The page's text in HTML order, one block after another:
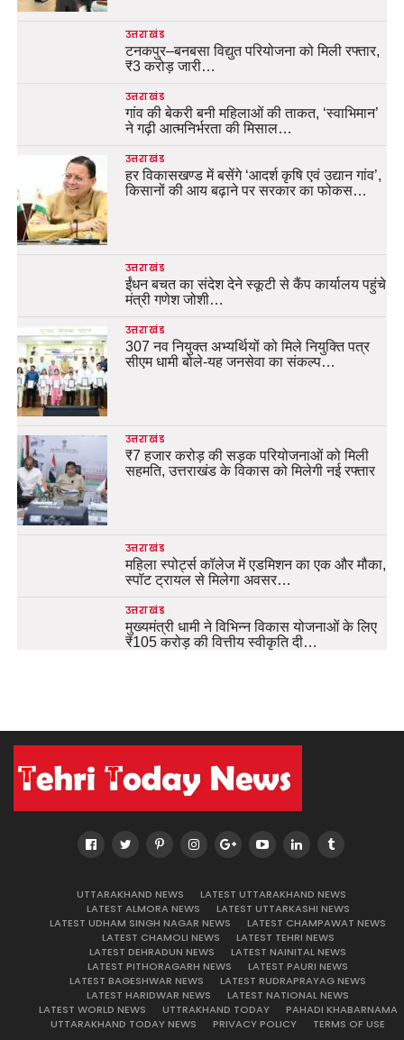
उत्तराखंड
टनकपुर–बनबसा विद्युत परियोजना को मिली रफ्तार,
₹3 करोड़ जारी…
उत्तराखंड
गांव की बेकरी बनी महिलाओं की ताकत, ‘स्वाभिमान’
ने गढ़ी आत्मनिर्भरता की मिसाल…
उत्तराखंड
हर विकासखण्ड में बसेंगे ‘आदर्श कृषि एवं उद्यान गांव’,
किसानों की आय बढ़ाने पर सरकार का फोकस…
उत्तराखंड
ईंधन बचत का संदेश देने स्कूटी से कैंप कार्यालय पहुंचे
मंत्री गणेश जोशी…
उत्तराखंड
307 नव नियुक्त अभ्यर्थियों को मिले नियुक्ति पत्र
सीएम धामी बोले-यह जनसेवा का संकल्प…
उत्तराखंड
₹7 हजार करोड़ की सड़क परियोजनाओं को मिली
सहमति, उत्तराखंड के विकास को मिलेगी नई रफ्तार
उत्तराखंड
महिला स्पोर्ट्स कॉलेज में एडमिशन का एक और मौका,
स्पॉट ट्रायल से मिलेगा अवसर…
उत्तराखंड
मुख्यमंत्री धामी ने विभिन्न विकास योजनाओं के लिए
₹105 करोड़ की वित्तीय स्वीकृति दी…
UTTARAKHAND NEWS
LATEST UTTARAKHAND NEWS
LATEST ALMORA NEWS
LATEST UTTARKASHI NEWS
LATEST UDHAM SINGH NAGAR NEWS
LATEST CHAMPAWAT NEWS
LATEST CHAMOLI NEWS
LATEST TEHRI NEWS
LATEST DEHRADUN NEWS
LATEST NAINITAL NEWS
LATEST PITHORAGARH NEWS
LATEST PAURI NEWS
LATEST BAGESHWAR NEWS
LATEST RUDRAPRAYAG NEWS
LATEST HARIDWAR NEWS
LATEST NATIONAL NEWS
LATEST WORLD NEWS
UTTRAKHAND TODAY
PAHADI KHABARNAMA
UTTARAKHAND TODAY NEWS
PRIVACY POLICY TERMS OF USE